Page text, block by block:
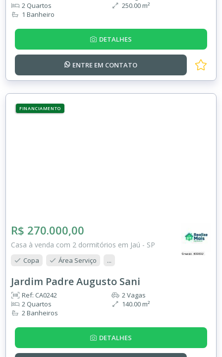
2 Quartos
1 Banheiro
250.00 m²
DETALHES
ENTRE EM CONTATO
FINANCIAMENTO
R$ 270.000,00
Casa à venda com 2 dormitórios em Jaú - SP
Copa Área Serviço ...
Jardim Padre Augusto Sani
Ref: CA0242
2 Quartos
2 Banheiros
2 Vagas
140.00 m²
DETALHES